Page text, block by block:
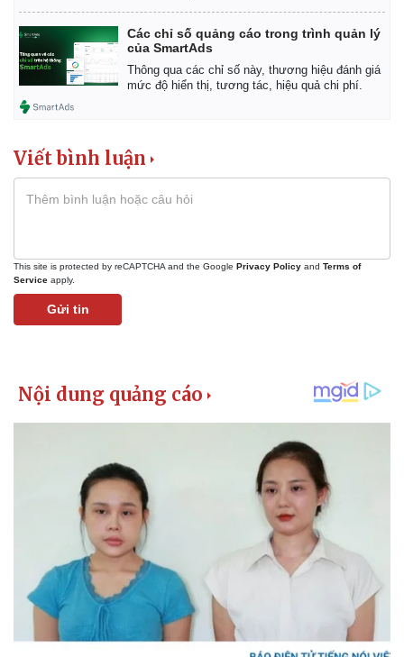
Lịch thi đấu bóng đá
Thế giới thể thao
eSports
Hậu trường
Ô tô - Xe máy
Các chỉ số quảng cáo trong trình quản lý
của SmartAds
Thông qua các chỉ số này, thương hiệu đánh giá
mức độ hiển thị, tương tác, hiệu quả chi phí.
Viết bình luận
This site is protected by reCAPTCHA and the Google Privacy Policy and Terms of
Service apply.
Gửi tin